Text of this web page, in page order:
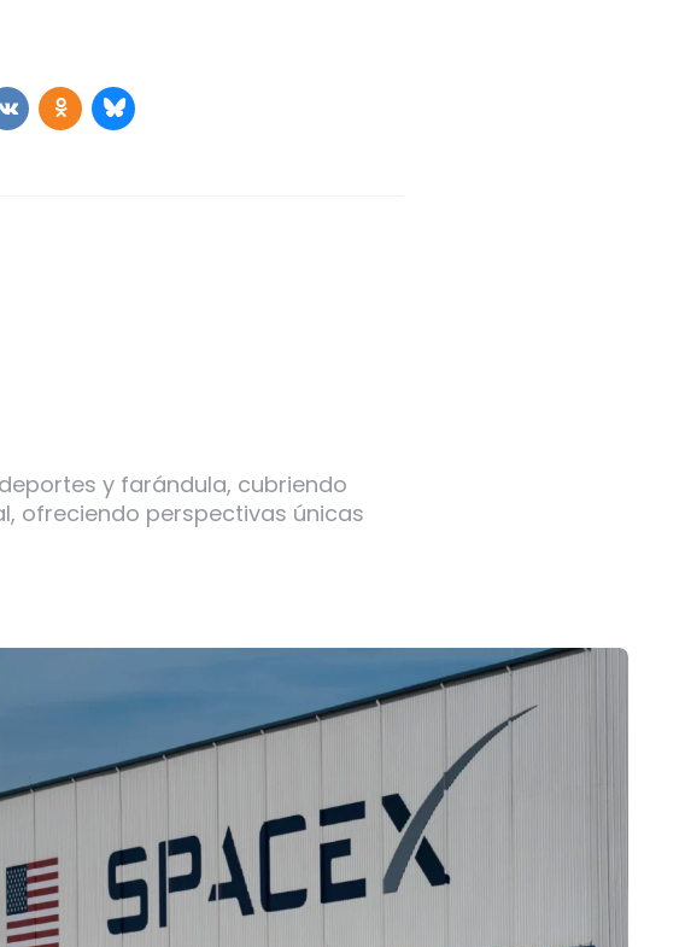
y farándula, cubriendo
ofreciendo perspectivas únicas